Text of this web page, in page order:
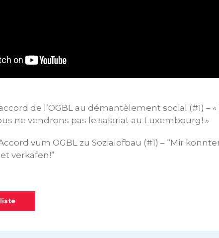
de l’OGBL au démantèlement social (#1) –
ne vendrons pas le salariat au Luxembourg! »
vum OGBL zu Sozialofbau (#1) – “Mir
verkafen!”